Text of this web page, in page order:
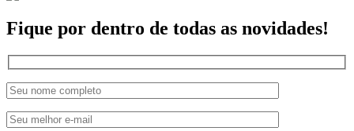
Fique por dentro de todas as novidades!